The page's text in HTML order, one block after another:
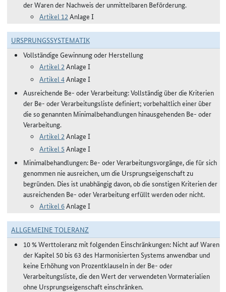
der Waren der Nachweis der unmittelbaren Beförderung.
Artikel 12 Anlage I
URSPRUNGSSYSTEMATIK
Vollständige Gewinnung oder Herstellung
Artikel 2 Anlage I
Artikel 4Anlage I
Ausreichende Be- oder Verarbeitung: Vollständig über die Kriterien
der Be- oder Verarbeitungsliste definiert; vorbehaltlich einer über
die so genannten Minimalbehandlungen hinausgehenden Be- oder
Verarbeitung.
Artikel 2 Anlage I
Artikel 5 Anlage I
Minimalbehandlungen: Be- oder Verarbeitungsvorgänge, die für sich
genommen nie ausreichen, um die Ursprungseigenschaft zu
begründen. Dies ist unabhängig davon, ob die sonstigen Kriterien der
ausreichenden Be- oder Verarbeitung erfüllt werden oder nicht.
Artikel 6Anlage I
ALLGEMEINE TOLERANZ
10 % Werttoleranz mit folgenden Einschränkungen: Nicht auf Waren
der Kapitel 50 bis 63 des Harmonisierten Systems anwendbar und
keine Erhöhung von Prozentklauseln in der Be- oder
Verarbeitungsliste, die den Wert der verwendeten Vormaterialien
ohne Ursprungseigenschaft einschränken.